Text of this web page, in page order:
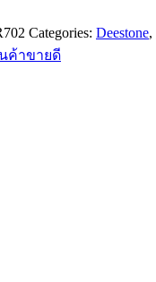
Categories: Deestone,
ค้าขายดี